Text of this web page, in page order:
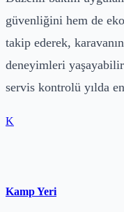
güvenliğini hem de
takip ederek,
deneyimleri
servis kontrolü yılda
K
Kamp Yeri